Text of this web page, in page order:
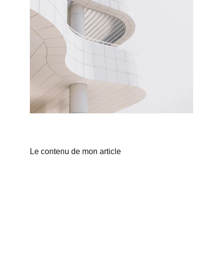
Le contenu de mon article